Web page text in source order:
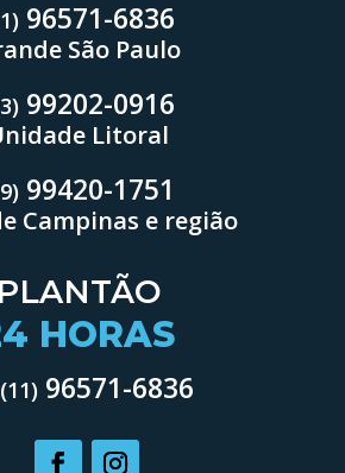
96571-6836
São Paulo
99202-0916
Litoral
99420-1751
Campinas e região
PLANTÃO
HORAS
(11) 96571-6836